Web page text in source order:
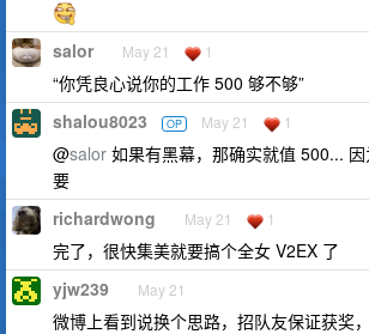
salor May 21 1
“你凭良心说你的工作 500 够不够”
shalou8023 OP May 21 1
@salor 如果有黑幕，那确实就值 500...
要
richardwong May 21 1
完了，很快集美就要搞个全女 V2EX 了
yjw239 May 21
微博上看到说换个思路，招队友保证获奖